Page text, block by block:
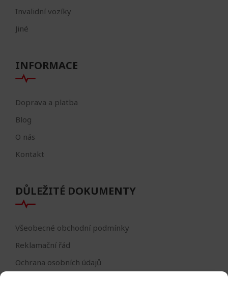
Invalidní vozíky
Jiné
INFORMACE
Doprava a platba
Blog
O nás
Kontakt
DŮLEŽITÉ DOKUMENTY
Všeobecné obchodní podmínky
Reklamační řád
Ochrana osobních údajů